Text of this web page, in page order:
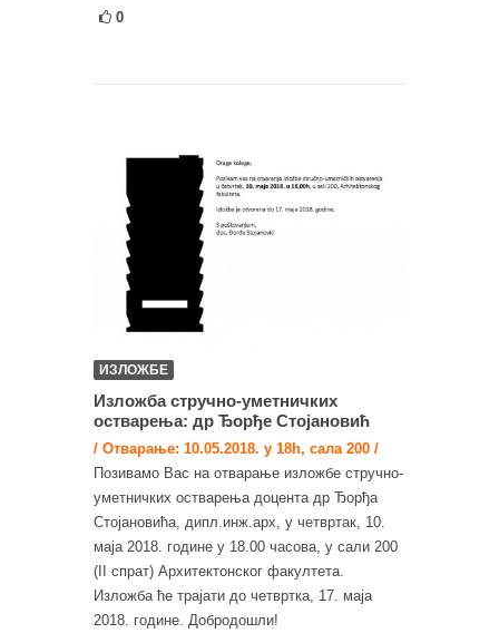
0
ИЗЛОЖБЕ
Изложба стручно-уметничких
остварења: др Ђорђе Стојановић
/ Отварање: 10.05.2018. у 18h, сала 200 /
Позивамо Вас на отварање изложбе стручно-
уметничких остварења доцента др Ђорђа
Стојановића, дипл.инж.арх, у четвртак, 10.
маја 2018. године у 18.00 часова, у сали 200
(II спрат) Архитектонског факултета.
Изложба ће трајати до четвртка, 17. маја
2018. године. Добродошли!